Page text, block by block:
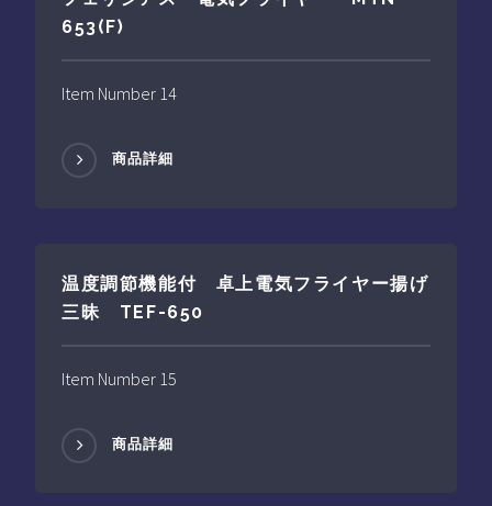
653(F)
Item Number 14
商品詳細
温度調節機能付 卓上電気フライヤー揚げ
三昧 TEF-650
Item Number 15
商品詳細